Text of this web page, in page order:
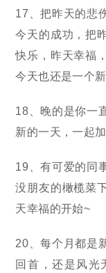
17、把昨天的悲
今天的成功，把
快乐，昨天幸福
今天也还是一个新
18、晚的是你一
新的一天，一起
19、有可爱的同
没朋友的橄榄菜
天幸福的开始~
20、每个月都是
回首，还是风光